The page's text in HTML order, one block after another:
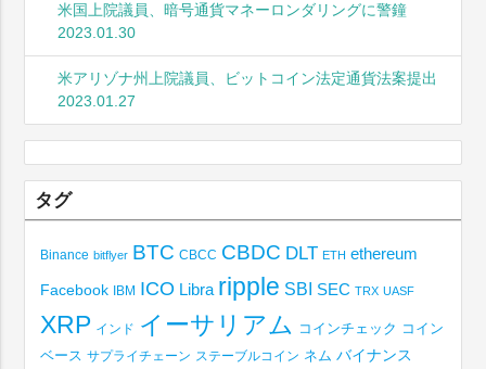
米国上院議員、暗号通貨マネーロンダリングに警鐘
2023.01.30
米アリゾナ州上院議員、ビットコイン法定通貨法案提出
2023.01.27
タグ
Binance bitflyer BTC CBCC CBDC DLT ETH ethereum
Facebook IBM ICO Libra ripple SBI SEC TRX UASF
XRP インド イーサリアム コインチェック コイン
ベース サプライチェーン ステーブルコイン ネム バイナンス